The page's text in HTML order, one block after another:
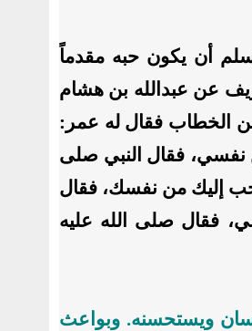
أن يكون حبه مقدماً
عن عبدالله بن هشام
بن الخطاب فقال له عمر:
نفسي، فقال النبي صلى
إليك من نفسك، فقال
فقال صلى الله عليه
ويستحسنه. وبواعث